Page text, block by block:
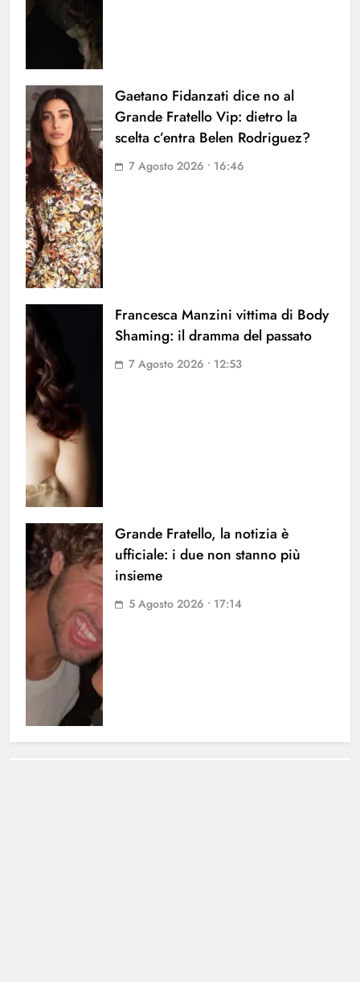
Gaetano Fidanzati dice no al
Grande Fratello Vip: dietro la
scelta c’entra Belen Rodriguez?
7 Agosto 2026 • 16:46
Francesca Manzini vittima di Body
Shaming: il dramma del passato
7 Agosto 2026 • 12:53
Grande Fratello, la notizia è
ufficiale: i due non stanno più
insieme
5 Agosto 2026 • 17:14